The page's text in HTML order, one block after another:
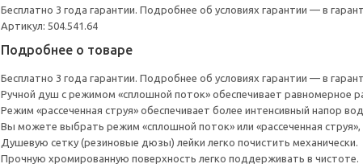
Бесплатно 3 года гарантии. Подробнее об условиях гарантии — в
Артикул: 504.541.64
Подробнее о товаре
Бесплатно 3 года гарантии. Подробнее об условиях гарантии — в
Ручной душ с режимом «сплошной поток» обеспечивает равномерное
Режим «рассеченная струя» обеспечивает более интенсивный напор
Вы можете выбрать режим «сплошной поток» или «рассеченная
Душевую сетку (резиновые дюзы) лейки легко почистить механически.
Прочную хромированную поверхность легко поддерживать в чистоте.